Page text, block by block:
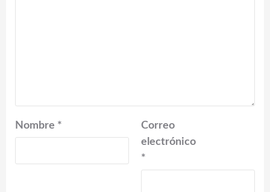
Nombre *
Correo
electrónico
*